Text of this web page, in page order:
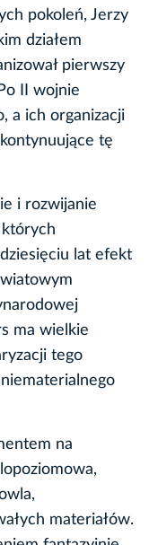
pokoleń, Jerzy
działem
pierwszy
II wojnie
a ich organizacji
tę
i rozwijanie
lat efekt
ma wielkie
tego
na
materiałów.